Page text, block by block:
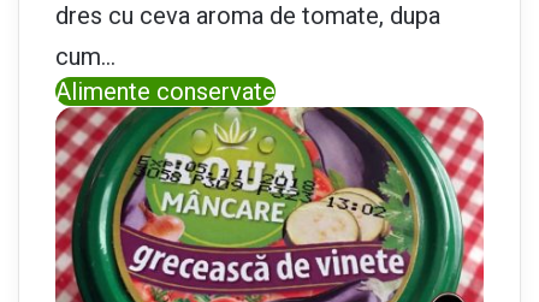
dres cu ceva aroma de tomate, dupa
cum…
Alimente conservate